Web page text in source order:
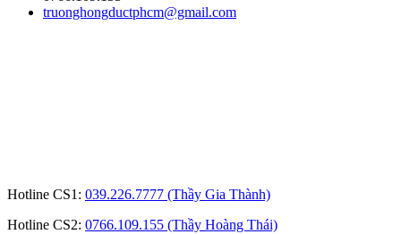
truonghongductphcm@gmail.com
Hotline CS1: 039.226.7777 (Thầy Gia Thành)
Hotline CS2: 0766.109.155 (Thầy Hoàng Thái)